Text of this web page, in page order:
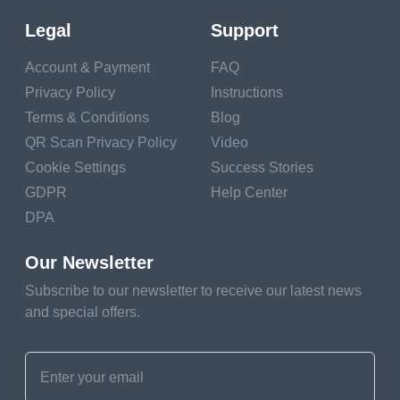
menjalankan fungsi
yang diperlukan?
Rancang kode QR Anda
Semua orang sudah
terbiasa dengan kode
hitam putih biasa.
mengejutkan
Legal
Account & Payment
Privacy Policy
Terms & Conditions
QR Scan Privacy Policy
Cookie Settings
GDPR
DPA
Support
FAQ
Instructions
Blog
Video
Success Stories
Help Center
Our Newsletter
Subscribe to our newsletter to receive our latest news
and special offers.